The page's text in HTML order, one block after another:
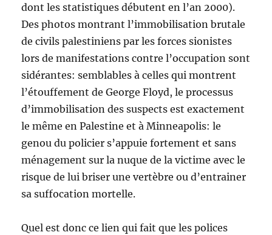
dont les statistiques débutent en l’an 2000).
Des photos montrant l’immobilisation brutale
de civils palestiniens par les forces sionistes
lors de manifestations contre l’occupation sont
sidérantes: semblables à celles qui montrent
l’étouffement de George Floyd, le processus
d’immobilisation des suspects est exactement
le même en Palestine et à Minneapolis: le
genou du policier s’appuie fortement et sans
ménagement sur la nuque de la victime avec le
risque de lui briser une vertèbre ou d’entrainer
sa suffocation mortelle.
Quel est donc ce lien qui fait que les polices